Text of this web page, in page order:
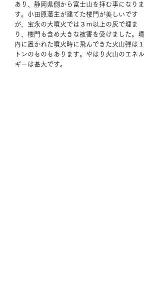
あり、静岡県側から富士山を拝む事になりま
す。小田原藩主が建てた楼門が美しいです
が、宝永の大噴火では３ｍ以上の灰で埋ま
り、楼門も含め大きな被害を受けました。境
内に置かれた噴火時に飛んできた火山弾は１
トンのものもあります。やはり火山のエネル
ギーは甚大です。